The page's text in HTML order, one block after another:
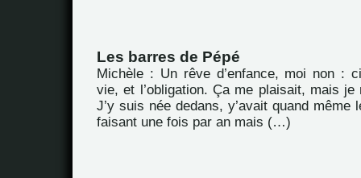
Les barres de Pépé
Michèle : Un rêve d’enfance, moi non :
vie, et l’obligation. Ça me plaisait, mais je
J’y suis née dedans, y’avait quand même
faisant une fois par an mais (…)